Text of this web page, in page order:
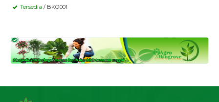
Tersedia / BKO001